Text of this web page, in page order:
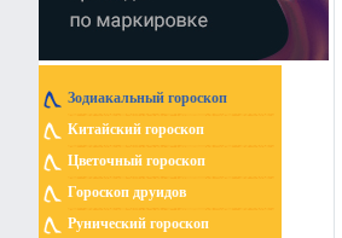
Зодиакальный гороскоп
Китайский гороскоп
Цветочный гороскоп
Гороскоп друидов
Рунический гороскоп